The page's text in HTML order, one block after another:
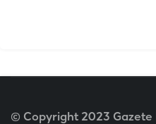
© Copyright 2023 Gazete